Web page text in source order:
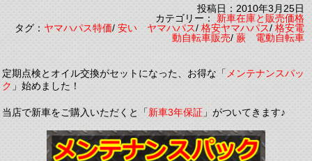
投稿日：2010年3月25日
カテゴリー：新車在庫と販売価格
タグ：ヤマハパス特価/安い ヤマハパス/格安ヤマハパス/格安電
動自転車販売/蕨 電動自転車
定期点検とオイル交換がセットになった、お得な「メンテナンスパッ
ク」始めました！
当店で新車をご購入いただくと「新車3年保証」がついてきます♪